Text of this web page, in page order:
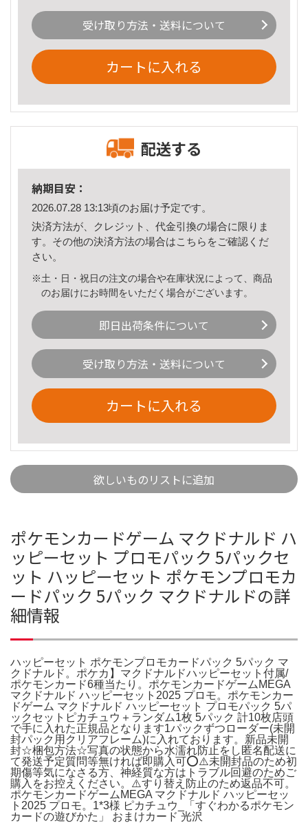
受け取り方法・送料について
カートに入れる
配送する
納期目安：
2026.07.28 13:13頃のお届け予定です。
決済方法が、クレジット、代金引換の場合に限りま
す。その他の決済方法の場合はこちら をご確認くだ
さい。
※土・日・祝日の注文の場合や在庫状況によって、商品
のお届けにお時間をいただく場合がございます。
即日出荷条件について
受け取り方法・送料について
カートに入れる
欲しいものリストに追加
ポケモンカードゲーム マクドナルド ハ
ッピーセット プロモパック 5パックセ
ット ハッピーセット ポケモンプロモカ
ードパック 5パック マクドナルドの詳
細情報
ハッピーセット ポケモンプロモカードパック 5パック マ
クドナルド。ポケカ】マクドナルドハッピーセット付属/
ポケモンカード6種当たり。ポケモンカードゲームMEGA
マクドナルド ハッピーセット2025 プロモ。ポケモンカー
ドゲーム マクドナルド ハッピーセット プロモパック 5パ
ックセットピカチュウ＋ランダム1枚 5パック 計10枚店頭
で手に入れた正規品となります1パックずつローダー(未開
封パック用クリアフレーム)に入れております。新品未開
封☆梱包方法☆写真の状態から水濡れ防止をし匿名配送に
て発送予定質問等無ければ即購入可⭕⚠️未開封品のため初
期傷等気になさる方、神経質な方はトラブル回避のためご
購入をお控えください。⚠️すり替え防止のため返品不可。
ポケモンカードゲームMEGA マクドナルド ハッピーセッ
ト2025 プロモ。1*3様 ピカチュウ_「すぐわかるポケモン
カードの遊びかた」 おまけカード 光沢